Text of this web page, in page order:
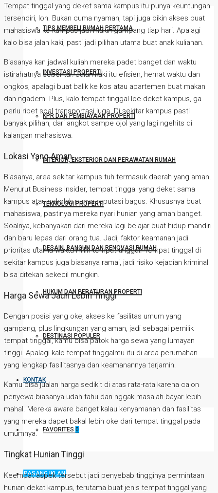
TIPS MEMBELI RUMAH PERTAMA
INVESTASI PROPERTI
KPR DAN PEMBIAYAAN PROPERTI
INTERIOR, EKSTERIOR DAN PERAWATAN RUMAH
TEKNOLOGI PROPERTI
DESAIN, BANGUN DAN RENOVASI RUMAH
HUKUM DAN PERATURAN PROPERTI
DESTINASI POPULER
KONTAK
FAVORITES 0
PASANG IKLAN
Tempat tinggal yang deket sama kampus itu punya keuntungan
tersendiri, loh. Bukan cuma nyaman, tapi juga bikin akses buat
mahasiswa ke kampus jadi makin gampang tiap hari. Apalagi
kalo bisa jalan kaki, pasti jadi pilihan utama buat anak kuliahan.
Biasanya kan jadwal kuliah mereka padet banget dan waktu
istirahatnya sebentar. Jalan kaki itu efisien, hemat waktu dan
ongkos, apalagi buat balik ke kos atau apartemen buat makan
dan ngadem. Plus, kalo tempat tinggal loe deket kampus, ga
perlu ribet soal transportasi juga. Di sekitar kampus pasti
banyak pilihan, dari angkot sampe ojol yang lagi ngehits di
kalangan mahasiswa.
Lokasi Yang Aman
Biasanya, area sekitar kampus tuh termasuk daerah yang aman.
Menurut Business Insider, tempat tinggal yang deket sama
kampus atau sekolah punya reputasi bagus. Khususnya buat
mahasiswa, pastinya mereka nyari hunian yang aman banget.
Soalnya, kebanyakan dari mereka lagi belajar buat hidup mandiri
dan baru lepas dari orang tua. Jadi, faktor keamanan jadi
prioritas utama waktu milih tempat tinggal. Tempat tinggal di
sekitar kampus juga biasanya ramai, jadi risiko kejadian kriminal
bisa ditekan sekecil mungkin.
Harga Sewa Jauh Lebih Tinggi
Dengan posisi yang oke, akses ke fasilitas umum yang
gampang, plus lingkungan yang aman, jadi sebagai pemilik
tempat tinggal, kamu bisa patok harga sewa yang lumayan
tinggi. Apalagi kalo tempat tinggalmu itu di area perumahan
yang lengkap fasilitasnya dan keamanannya terjamin.
Kamu bisa jualan harga sedikit di atas rata-rata karena calon
penyewa biasanya udah tahu dan nggak masalah bayar lebih
mahal. Mereka aware banget kalau kenyamanan dan fasilitas
yang mereka dapet bakal lebih oke dari tempat tinggal pada
umumnya.
Tingkat Hunian Tinggi
Keempat aspek tersebut jadi penyebab tingginya permintaan
hunian dekat kampus, terutama buat jenis tempat tinggal yang